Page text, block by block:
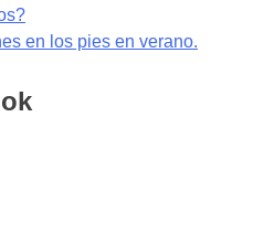
en los pies en verano.